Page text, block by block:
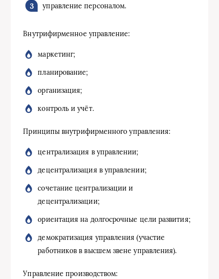
управление персоналом.
Внутрифирменное управление:
маркетинг;
планирование;
организация;
контроль и учёт.
Принципы внутрифирменного управления:
централизация в управлении;
децентрализация в управлении;
сочетание централизации и
децентрализации;
ориентация на долгосрочные цели развития;
демократизация управления (участие
работников в высшем звене управления).
Управление производством: